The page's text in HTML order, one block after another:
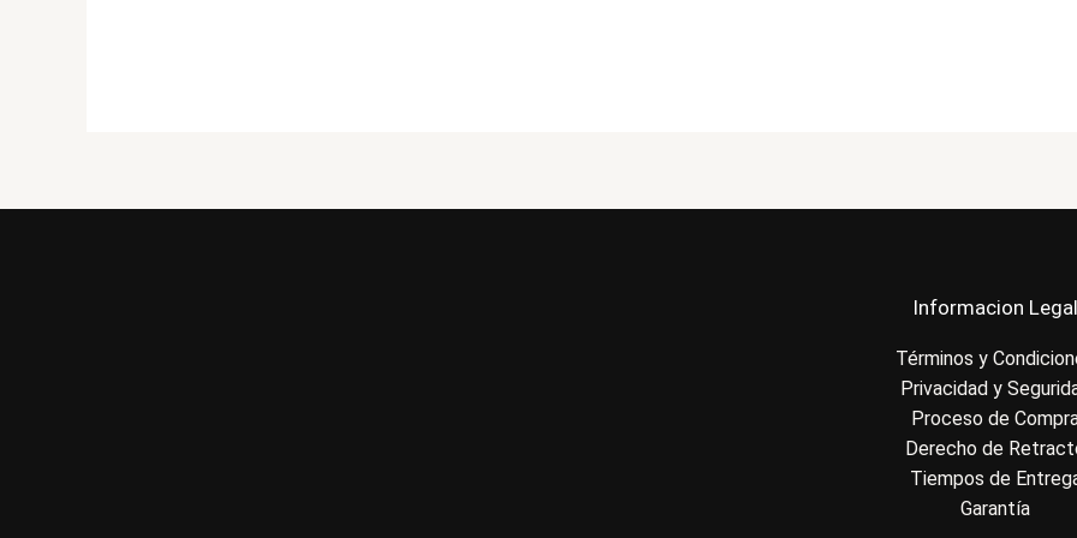
Informacion Legal
Términos y
Privacidad y
Proceso de
Derecho de
Tiempos de
Garantía